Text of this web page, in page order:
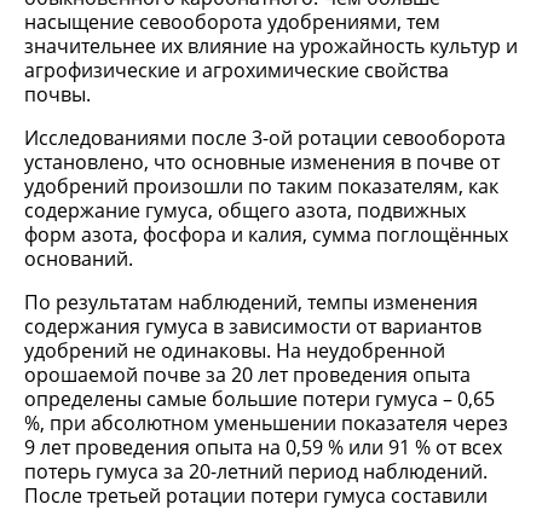
насыщение севооборота удобрениями, тем
значительнее их влияние на урожайность культур и
агрофизические и агрохимические свойства
почвы.
Исследованиями после 3-ой ротации севооборота
установлено, что основные изменения в почве от
удобрений произошли по таким показателям, как
содержание гумуса, общего азота, подвижных
форм азота, фосфора и калия, сумма поглощённых
оснований.
По результатам наблюдений, темпы изменения
содержания гумуса в зависимости от вариантов
удобрений не одинаковы. На неудобренной
орошаемой почве за 20 лет проведения опыта
определены самые большие потери гумуса – 0,65
%, при абсолютном уменьшении показателя через
9 лет проведения опыта на 0,59 % или 91 % от всех
потерь гумуса за 20-летний период наблюдений.
После третьей ротации потери гумуса составили